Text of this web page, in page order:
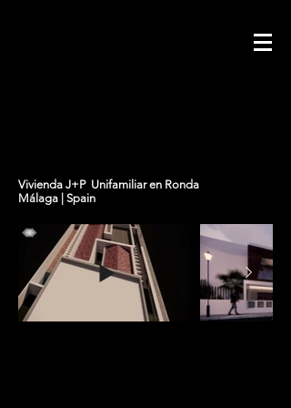
Vivienda J+P Unifamiliar en Ronda
Málaga | Spain